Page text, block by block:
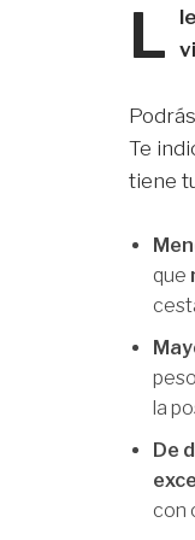
L
Te
tiene
que
la
De
con